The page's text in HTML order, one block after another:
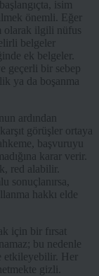
isim
önemli. Eğer
olarak ilgili nüfus
belgeler
ek belgeler.
geçerli bir sebep
ya da boşanma
ardından
görüşler ortaya
başvuruyu
karar verir.
red alabilir.
sonuçlanırsa,
hakkı elde
için bir fırsat
bu nedenle
Her
gizli.